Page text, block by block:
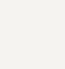
se está